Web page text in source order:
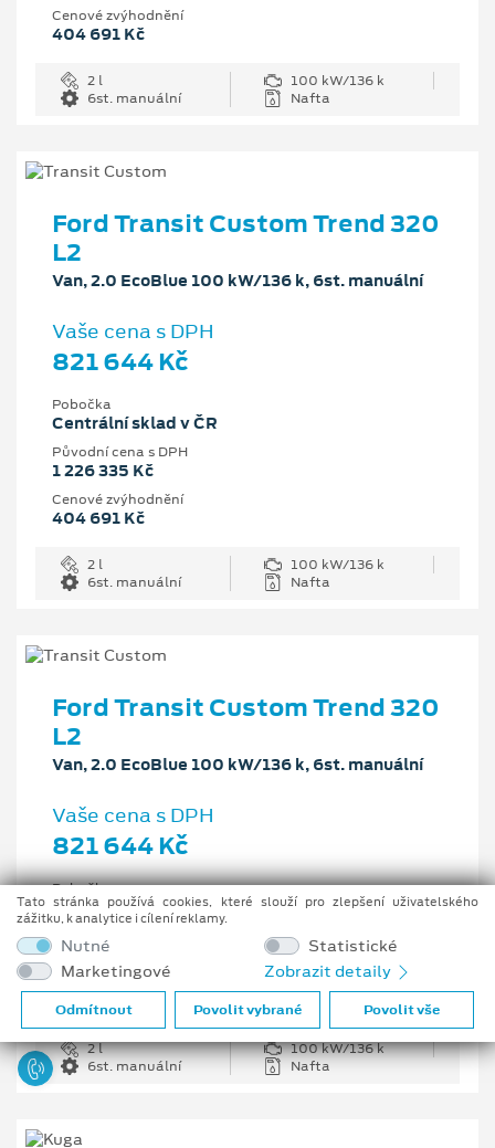
Cenové zvýhodnění
404 691 Kč
2 l
100 kW/136 k
6st. manuální
Nafta
Ford Transit Custom Trend 320
L2
Van, 2.0 EcoBlue 100 kW/136 k, 6st. manuální
Vaše cena s DPH
821 644 Kč
Pobočka
Centrální sklad v ČR
Původní cena s DPH
1 226 335 Kč
Cenové zvýhodnění
404 691 Kč
2 l
100 kW/136 k
6st. manuální
Nafta
Ford Transit Custom Trend 320
L2
Van, 2.0 EcoBlue 100 kW/136 k, 6st. manuální
Vaše cena s DPH
821 644 Kč
Pobočka
Opava
1 226 335 Kč
Cenové zvýhodnění
404 691 Kč
2 l
100 kW/136 k
6st. manuální
Nafta
Tato stránka používá cookies, které slouží pro zlepšení uživatelského
zážitku, k analytice i cílení reklamy.
Nutné
Statistické
Marketingové
Zobrazit detaily
Odmítnout Povolit vybrané Povolit vše